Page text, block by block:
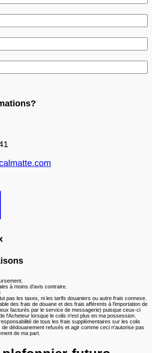
à moins d'avis contraire.
pas les taxes, ni les tarifs douaniers ou autre frais connexe.
des frais de douane et des frais afférents à l'importation de
facturés par le service de messagerie) puisque ceux-ci
l'Acheteur lorsque le colis n'est plus en ma possession.
de tous les frais supplémentaires sur les colis
dédouanement refusés et agir comme ceci n'autorise pas
de ma part.